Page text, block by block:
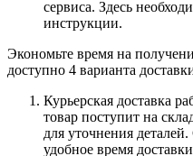
сервиса. Здесь
инструкции.
Экономьте время на
доступно 4 варианта
Курьерская доставка
товар поступит на
для уточнения
удобное время